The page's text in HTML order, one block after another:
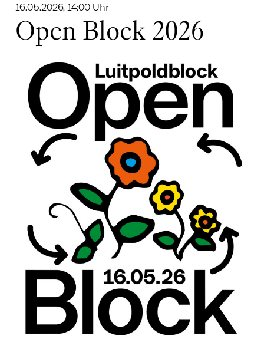
16.05.2026, 14:00 Uhr
Open Block 2026